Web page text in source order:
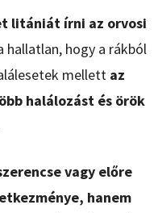
litániát írni az orvosi
hallatlan, hogy a rákból
mellett az
halálozást és örök
vagy előre
hanem